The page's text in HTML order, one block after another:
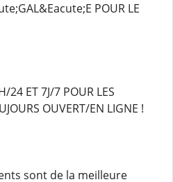
POUR LE
24 ET 7J/7 POUR LES
OUVERT/EN LIGNE !
sont de la meilleure